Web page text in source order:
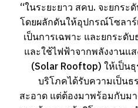
“ในระยะยาว สคบ. จะยกร
โดยผลักดันให้อุปกรณ์โซลา
เป็นการเฉพาะ และยกระดั
และใช้ไฟฟ้าจากพลังงานแ
(Solar Rooftop) ให้เป็
บริโภคได้รับความเป็น
สะอาด แต่ต้องมาพร้อมกับม